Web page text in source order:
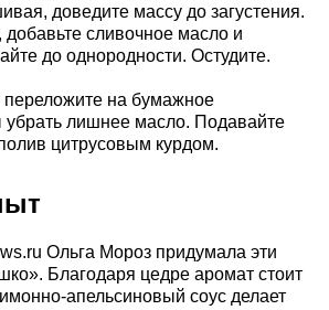
доведите массу до загустения.
сливочное масло и
до однородности. Остудите.
переложите на бумажное
убрать лишнее масло. Подавайте
цитрусовым курдом.
Ольга Мороз придумала эти
Благодаря цедре аромат стоит
апельсиновый соус делает